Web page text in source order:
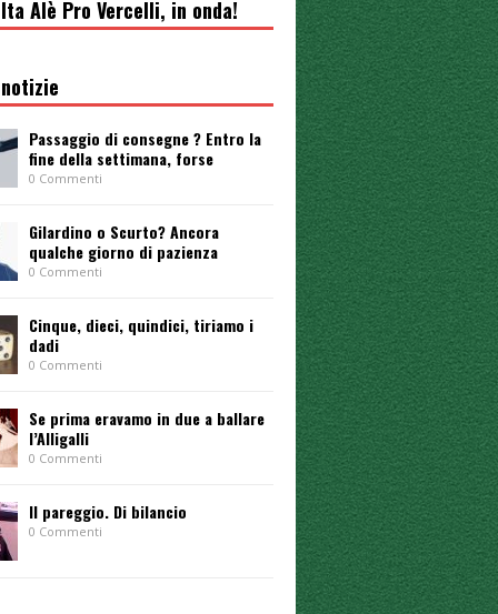
Alè Pro Vercelli, in onda!
Passaggio di consegne ? Entro la
fine della settimana, forse
0 Commenti
Gilardino o Scurto? Ancora
qualche giorno di pazienza
0 Commenti
Cinque, dieci, quindici, tiriamo i
dadi
0 Commenti
Se prima eravamo in due a ballare
l’Alligalli
0 Commenti
Il pareggio. Di bilancio
0 Commenti